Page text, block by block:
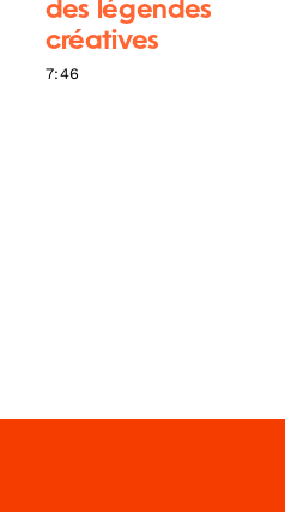
des légendes
créatives
7:46